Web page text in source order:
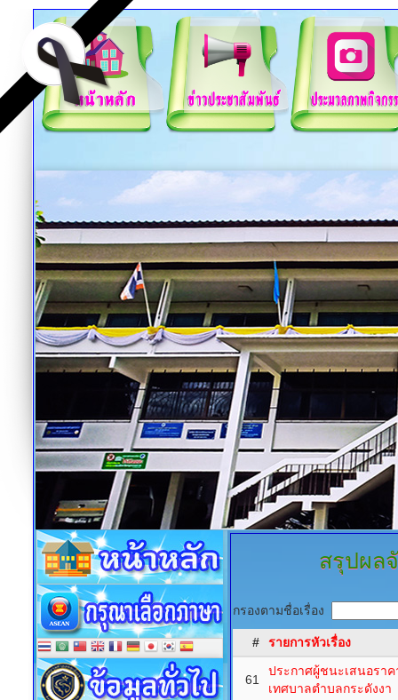
สรุปผล
กรองตามชื่อเรื่อง
# รายการหัวเรื่อง
61
ประกาศผู้ชนะเสนอรา
เทศบาลตำบลกระดังงา